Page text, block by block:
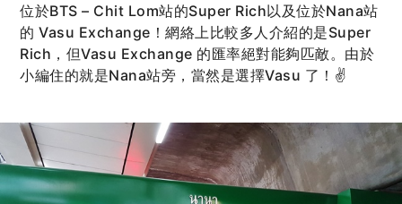
位於BTS – Chit Lom站的Super Rich以及位於Nana站
的 Vasu Exchange！網絡上比較多人介紹的是Super
Rich，但Vasu Exchange 的匯率絕對能夠匹敵。由於
小編住的就是Nana站旁，當然是選擇Vasu 了！✌